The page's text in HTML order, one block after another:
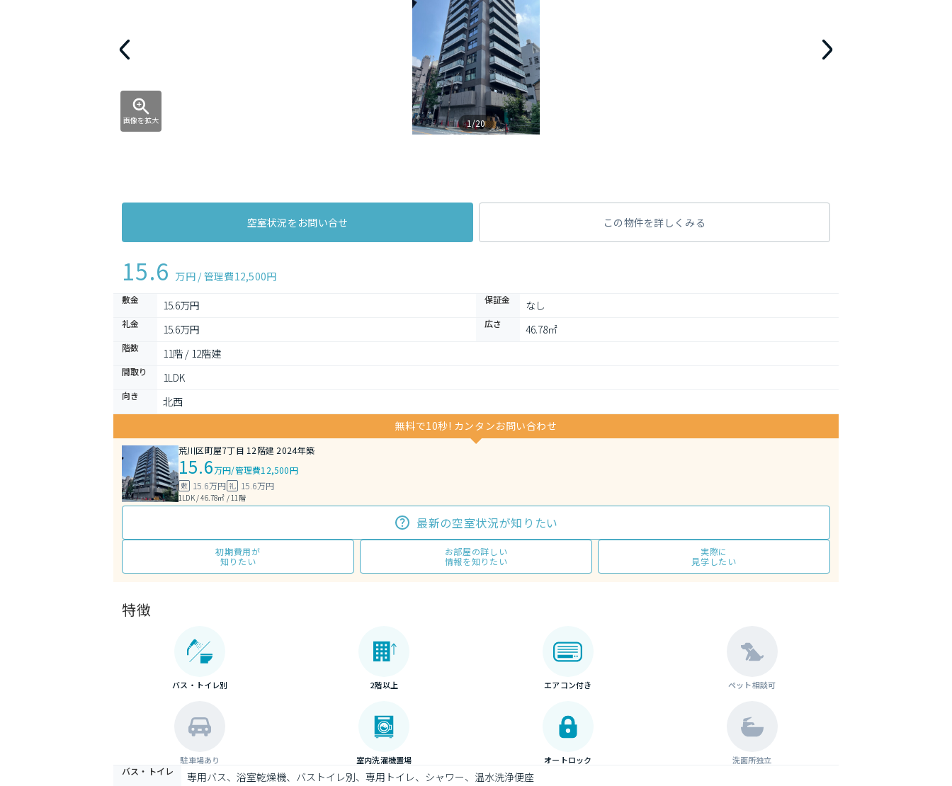
画像を拡大 1/20
空室状況をお問い合せ この物件を詳しくみる
15.6 万円 / 管理費12,500円
敷金 15.6万円 保証金 なし
礼金 15.6万円 広さ 46.78㎡
階数 11階 / 12階建
間取り 1LDK
向き
北西
無料で10秒! カンタンお問い合わせ
荒川区町屋7丁目 12階建 2024年築
15.6万円/管理費12,500円
敷 15.6万円 礼 15.6万円
1LDK / 46.78㎡ / 11階
最新の空室状況が知りたい
初期費用が
知りたい
お部屋の詳しい
情報を知りたい
実際に
見学したい
特徴
バス・トイレ別 2階以上 エアコン付き ペット相談可
駐車場あり 室内洗濯機置場 オートロック 洗面所独立
バス・トイレ 専用バス、浴室乾燥機、バストイレ別、専用トイレ、シャワー、温水洗浄便座